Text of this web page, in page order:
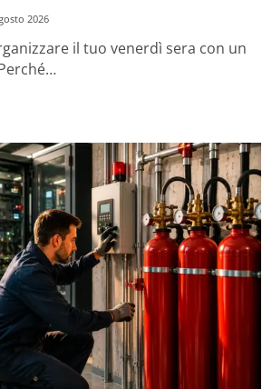
2026
il tuo venerdì sera con un